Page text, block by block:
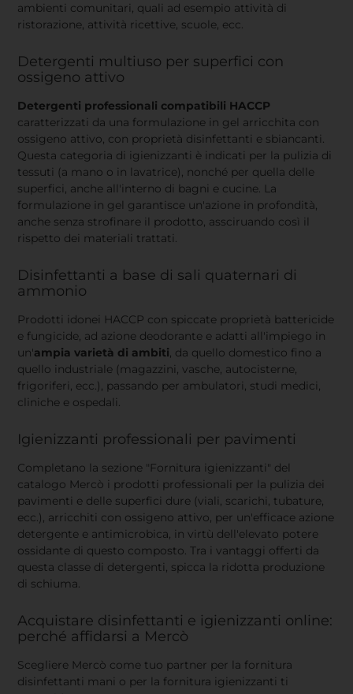
ambienti comunitari, quali ad esempio attività di
ristorazione, attività ricettive, scuole, ecc.
Detergenti multiuso per superfici con
ossigeno attivo
Detergenti professionali compatibili HACCP
caratterizzati da una formulazione in gel arricchita con
ossigeno attivo, con proprietà disinfettanti e sbiancanti.
Questa categoria di igienizzanti è indicati per la pulizia di
tessuti (a mano o in lavatrice), nonché per quella delle
superfici, anche all'interno di bagni e cucine. La
formulazione in gel garantisce un'azione in profondità,
anche senza strofinare il prodotto, assciruando così il
rispetto dei materiali trattati.
Disinfettanti a base di sali quaternari di
ammonio
Prodotti idonei HACCP con spiccate proprietà battericide
e fungicide, ad azione deodorante e adatti all'impiego in
un'ampia varietà di ambiti, da quello domestico fino a
quello industriale (magazzini, vasche, autocisterne,
frigoriferi, ecc.), passando per ambulatori, studi medici,
cliniche e ospedali.
Igienizzanti professionali per pavimenti
Completano la sezione "Fornitura igienizzanti" del
catalogo Mercò i prodotti professionali per la pulizia dei
pavimenti e delle superfici dure (viali, scarichi, tubature,
ecc.), arricchiti con ossigeno attivo, per un'efficace azione
detergente e antimicrobica, in virtù dell'elevato potere
ossidante di questo composto. Tra i vantaggi offerti da
questa classe di detergenti, spicca la ridotta produzione
di schiuma.
Acquistare disinfettanti e igienizzanti online:
perché affidarsi a Mercò
Scegliere Mercò come tuo partner per la fornitura
disinfettanti mani o per la fornitura igienizzanti ti